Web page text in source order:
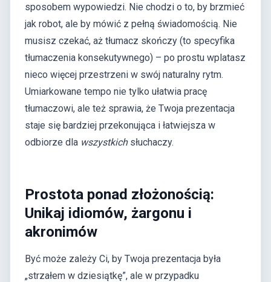
sposobem wypowiedzi. Nie chodzi o to, by brzmieć
jak robot, ale by mówić z pełną świadomością. Nie
musisz czekać, aż tłumacz skończy (to specyfika
tłumaczenia konsekutywnego) – po prostu wplatasz
nieco więcej przestrzeni w swój naturalny rytm.
Umiarkowane tempo nie tylko ułatwia pracę
tłumaczowi, ale też sprawia, że Twoja prezentacja
staje się bardziej przekonująca i łatwiejsza w
odbiorze dla wszystkichsłuchaczy.
Prostota ponad złożonością:
Unikaj idiomów, żargonu i
akronimów
Być może zależy Ci, by Twoja prezentacja była
„strzałem w dziesiątkę”, ale w przypadku